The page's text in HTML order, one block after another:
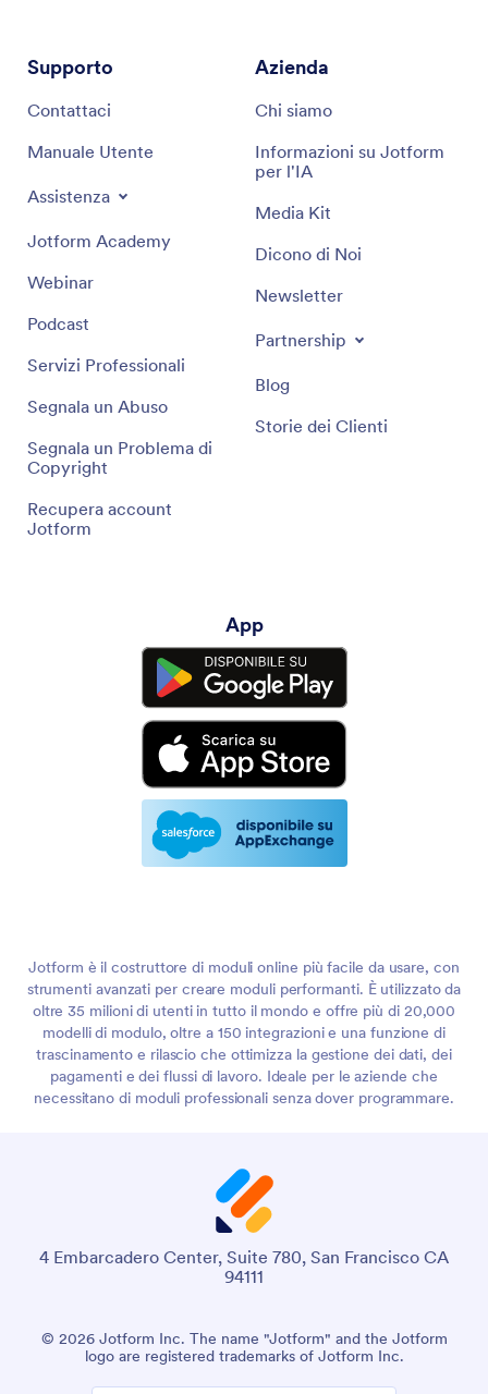
Supporto
Contattaci
Manuale Utente
Assistenza
Jotform Academy
Webinar
Podcast
Servizi Professionali
Segnala un Abuso
Segnala un Problema di
Copyright
Recupera account
Jotform
Azienda
Chi siamo
Informazioni su Jotform
per l'IA
Media Kit
Dicono di Noi
Newsletter
Partnership
Blog
Storie dei Clienti
App
Jotform è il costruttore di moduli online più facile da usare, con
strumenti avanzati per creare moduli performanti. È utilizzato da
oltre 35 milioni di utenti in tutto il mondo e offre più di 20,000
modelli di modulo, oltre a 150 integrazioni e una funzione di
trascinamento e rilascio che ottimizza la gestione dei dati, dei
pagamenti e dei flussi di lavoro. Ideale per le aziende che
necessitano di moduli professionali senza dover programmare.
4 Embarcadero Center, Suite 780, San Francisco CA
94111
© 2026 Jotform Inc. The name "Jotform" and the Jotform
logo are registered trademarks of Jotform Inc.